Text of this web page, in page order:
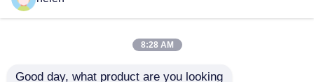
증폭기 보드 모듈
8:28 AM
Good day, what product are you looking